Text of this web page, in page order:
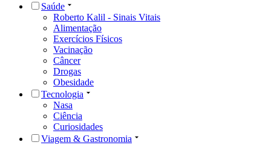
Saúde
Roberto Kalil - Sinais Vitais
Alimentação
Exercícios Físicos
Vacinação
Câncer
Drogas
Obesidade
Tecnologia
Nasa
Ciência
Curiosidades
Viagem & Gastronomia